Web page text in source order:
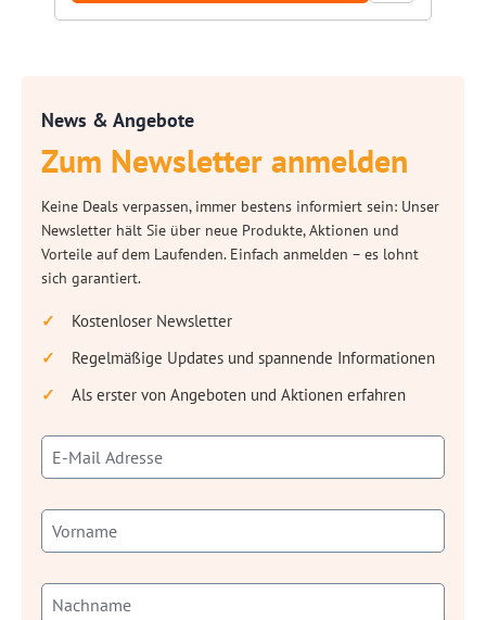
News & Angebote
Zum Newsletter anmelden
Keine Deals verpassen, immer bestens informiert sein: Unser
Newsletter hält Sie über neue Produkte, Aktionen und
Vorteile auf dem Laufenden. Einfach anmelden – es lohnt
sich garantiert.
Kostenloser Newsletter
Regelmäßige Updates und spannende Informationen
Als erster von Angeboten und Aktionen erfahren